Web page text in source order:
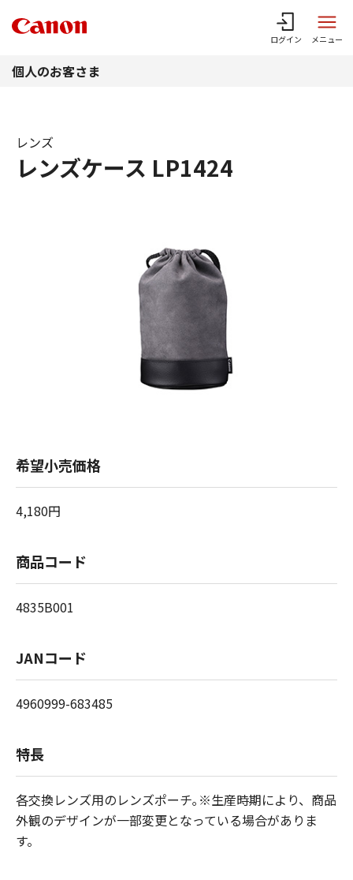
ログイン メニュー
個人のお客さま
レンズケース LP1424
レンズ
希望小売価格
4,180円
商品コード
4835B001
JANコード
4960999-683485
特長
各交換レンズ用のレンズポーチ｡※生産時期により、商品
外観のデザインが一部変更となっている場合がありま
す。